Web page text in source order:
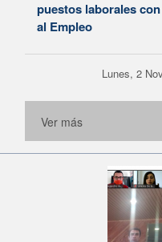
puestos laborales
al Empleo
Lunes, 2
Ver más